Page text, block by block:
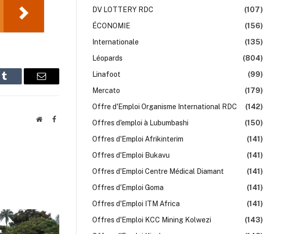
Tumblr Email
WebsiteFacebook
DV LOTTERY RDC
(107)
ÉCONOMIE
(156)
Internationale
(135)
Léopards
(804)
Linafoot
(99)
Mercato
(179)
Offre d'Emploi Organisme International RDC
(142)
Offres d'emploi à Lubumbashi
(150)
Offres d'Emploi Afrikinterim
(141)
Offres d'Emploi Bukavu
(141)
Offres d'Emploi Centre Médical Diamant
(141)
Offres d'Emploi Goma
(141)
Offres d'Emploi ITM Africa
(141)
Offres d'Emploi KCC Mining Kolwezi
(143)